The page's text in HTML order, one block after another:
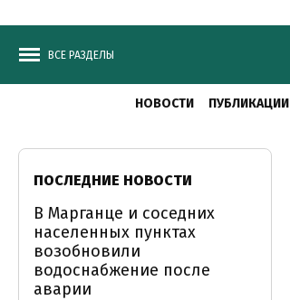
ВСЕ РАЗДЕЛЫ
НОВОСТИ ПУБЛИКАЦИИ
ПОСЛЕДНИЕ НОВОСТИ
В Марганце и соседних
населенных пунктах
возобновили
водоснабжение после
аварии